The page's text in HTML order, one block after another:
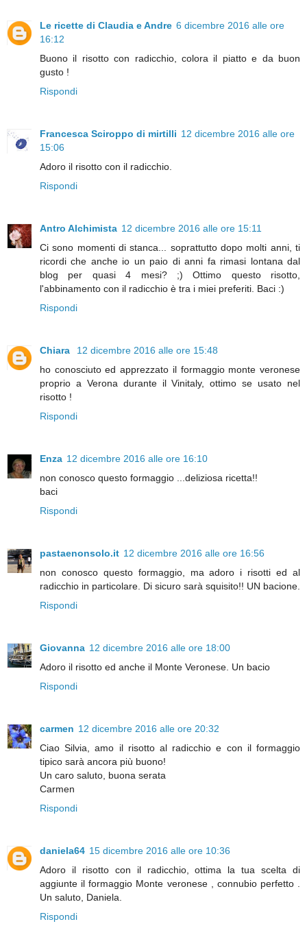
Le ricette di Claudia e Andre 6 dicembre 2016 alle ore
16:12
Buono il risotto con radicchio, colora il piatto e da buon
gusto !
Rispondi
Francesca Sciroppo di mirtilli 12 dicembre 2016 alle ore
15:06
Adoro il risotto con il radicchio.
Rispondi
Antro Alchimista 12 dicembre 2016 alle ore 15:11
Ci sono momenti di stanca... soprattutto dopo molti anni, ti
ricordi che anche io un paio di anni fa rimasi lontana dal
blog per quasi 4 mesi? ;) Ottimo questo risotto,
l'abbinamento con il radicchio è tra i miei preferiti. Baci :)
Rispondi
Chiara
12 dicembre 2016 alle ore 15:48
ho conosciuto ed apprezzato il formaggio monte veronese
proprio a Verona durante il Vinitaly, ottimo se usato nel
risotto !
Rispondi
Enza 12 dicembre 2016 alle ore 16:10
non conosco questo formaggio ...deliziosa ricetta!!
baci
Rispondi
pastaenonsolo.it 12 dicembre 2016 alle ore 16:56
non conosco questo formaggio, ma adoro i risotti ed al
radicchio in particolare. Di sicuro sarà squisito!! UN bacione.
Rispondi
Giovanna 12 dicembre 2016 alle ore 18:00
Adoro il risotto ed anche il Monte Veronese. Un bacio
Rispondi
carmen 12 dicembre 2016 alle ore 20:32
Ciao Silvia, amo il risotto al radicchio e con il formaggio
tipico sarà ancora più buono!
Un caro saluto, buona serata
Carmen
Rispondi
daniela64 15 dicembre 2016 alle ore 10:36
Adoro il risotto con il radicchio, ottima la tua scelta di
aggiunte il formaggio Monte veronese , connubio perfetto .
Un saluto, Daniela.
Rispondi